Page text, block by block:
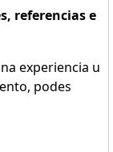
referencias e
experiencia u
podes